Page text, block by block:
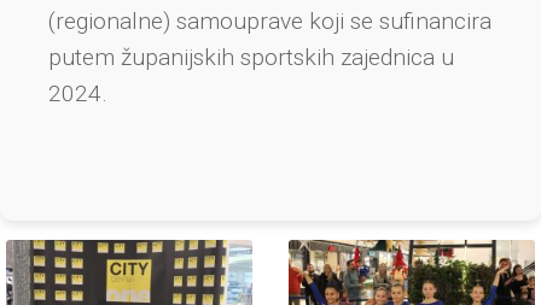
(regionalne) samouprave koji se sufinancira
putem županijskih sportskih zajednica u
2024.